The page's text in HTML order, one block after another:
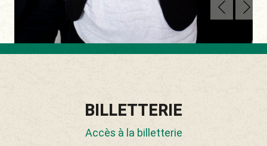
BILLETTERIE
Accès à la billetterie